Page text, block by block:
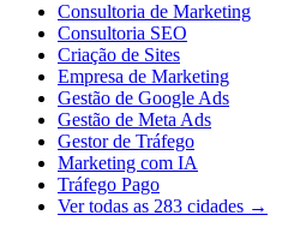
Consultoria de Marketing
Consultoria SEO
Criação de Sites
Empresa de Marketing
Gestão de Google Ads
Gestão de Meta Ads
Gestor de Tráfego
Marketing com IA
Tráfego Pago
Ver todas as 283 cidades →